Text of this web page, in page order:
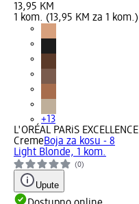
13,95 KM
1 kom. (13,95 KM za 1 kom.)
+13
L'ORÉAL PARiS EXCELLENCE
CremeBoja za kosu - 8
Light Blonde, 1 kom.
(0)
Upute